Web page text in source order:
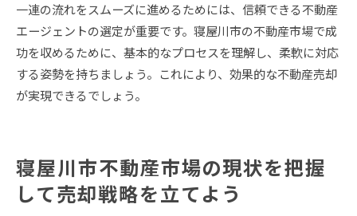
一連の流れをスムーズに進めるためには、信頼できる不動産
エージェントの選定が重要です。寝屋川市の不動産市場で成
功を収めるために、基本的なプロセスを理解し、柔軟に対応
する姿勢を持ちましょう。これにより、効果的な不動産売却
が実現できるでしょう。
寝屋川市不動産市場の現状を把握
して売却戦略を立てよう